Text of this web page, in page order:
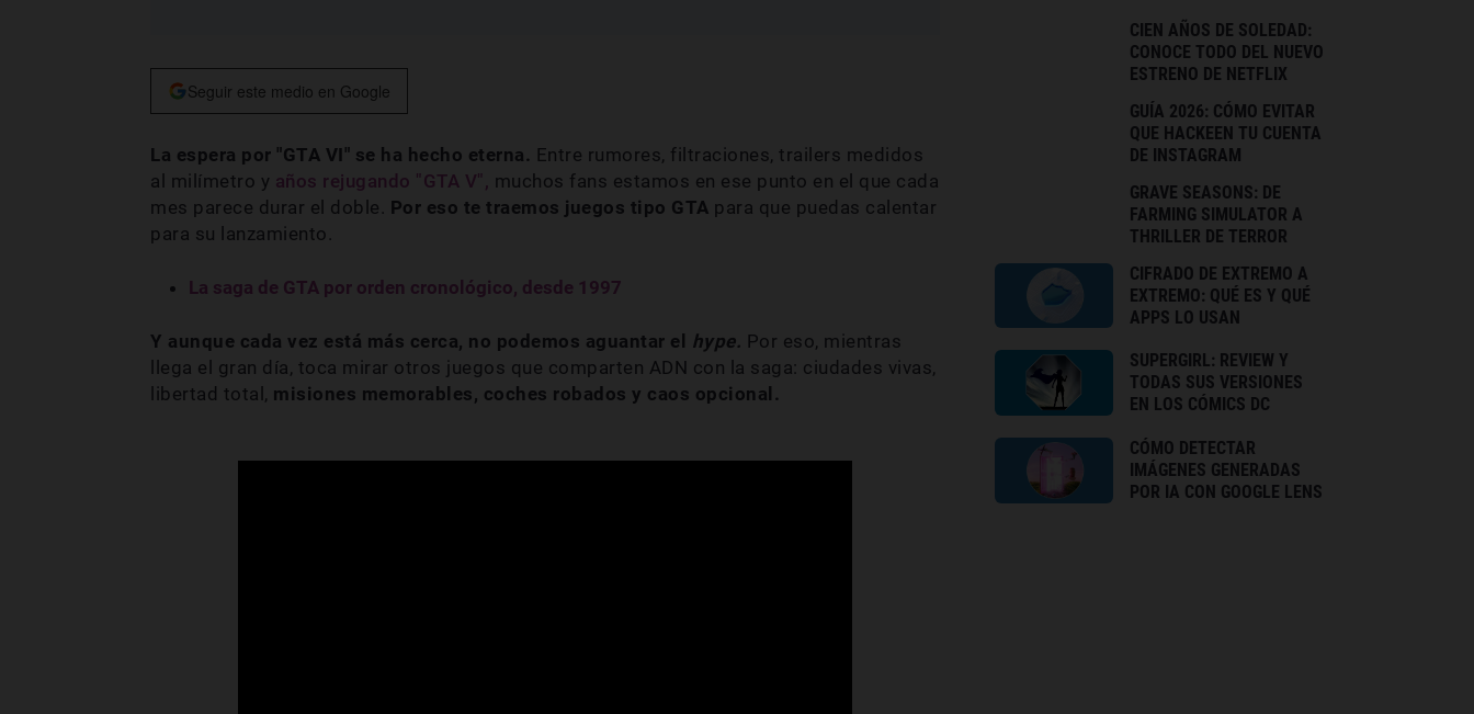
Seguir este medio en Google
La espera por "GTA VI" se ha hecho eterna. Entre rumores, filtraciones, trailers medidos
al milímetro y años rejugando "GTA V", muchos fans estamos en ese punto en el que cada
mes parece durar el doble. Por eso te traemos juegos tipo GTA para que puedas calentar
para su lanzamiento.
La saga de GTA por orden cronológico, desde 1997
Y aunque cada vez está más cerca, no podemos aguantar el hype. Por eso, mientras
llega el gran día, toca mirar otros juegos que comparten ADN con la saga: ciudades vivas,
libertad total, misiones memorables, coches robados y caos opcional.
CIEN AÑOS DE SOLEDAD:
CONOCE TODO DEL NUEVO
ESTRENO DE NETFLIX
GUÍA 2026: CÓMO EVITAR
QUE HACKEEN TU CUENTA
DE INSTAGRAM
GRAVE SEASONS: DE
FARMING SIMULATOR A
THRILLER DE TERROR
CIFRADO DE EXTREMO A
EXTREMO: QUÉ ES Y QUÉ
APPS LO USAN
SUPERGIRL: REVIEW Y
TODAS SUS VERSIONES
EN LOS CÓMICS DC
CÓMO DETECTAR
IMÁGENES GENERADAS
POR IA CON GOOGLE LENS